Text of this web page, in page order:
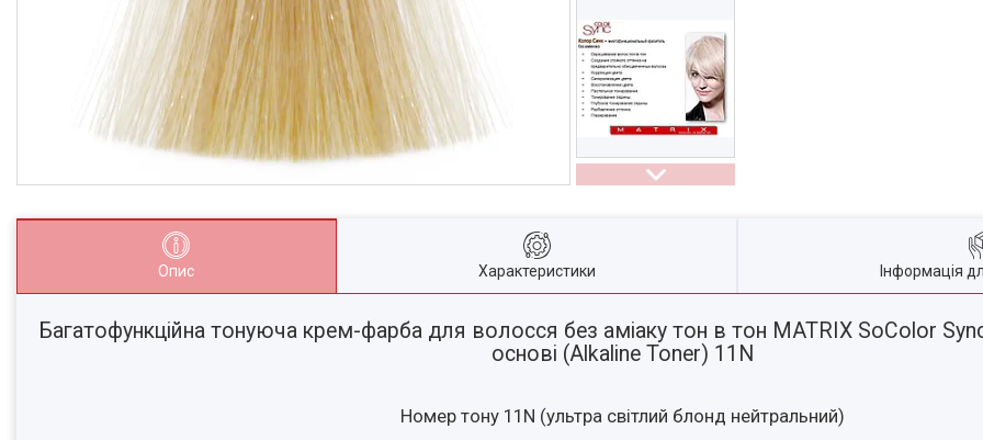
Опис Характеристики Інформація
Багатофункційна тонуюча крем-фарба для волосся без аміаку тон в тон MATRIX SoColor
основі (Alkaline Toner) 11N
Номер тону 11N (ультра світлий блонд нейтральний)